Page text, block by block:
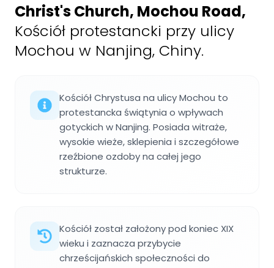
Christ's Church, Mochou Road,
Kościół protestancki przy ulicy
Mochou w Nanjing, Chiny.
Kościół Chrystusa na ulicy Mochou to
protestancka świątynia o wpływach
gotyckich w Nanjing. Posiada witraże,
wysokie wieże, sklepienia i szczegółowe
rzeźbione ozdoby na całej jego
strukturze.
Kościół został założony pod koniec XIX
wieku i zaznacza przybycie
chrześcijańskich społeczności do